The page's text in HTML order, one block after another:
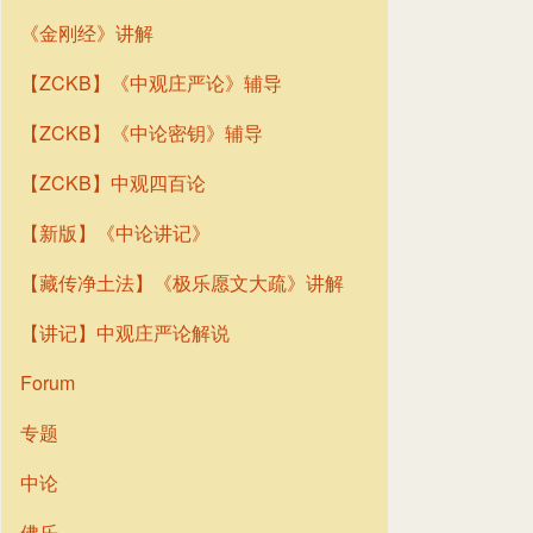
《金刚经》讲解
【ZCKB】《中观庄严论》辅导
【ZCKB】《中论密钥》辅导
【ZCKB】中观四百论
【新版】《中论讲记》
【藏传净土法】《极乐愿文大疏》讲解
【讲记】中观庄严论解说
Forum
专题
中论